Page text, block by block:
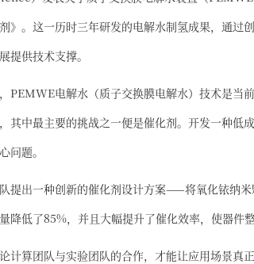
》。这一历时三年研发的电解水制氢成果，通过
提供技术支撑。
PEMWE电解水（质子交换膜电解水）技术是当
其中最主要的挑战之一便是催化剂。开发一种低
问题。
提出一种创新的催化剂设计方案——将氧化铱纳
降低了85%，并且大幅提升了催化效率，使器件
计算团队与实验团队的合作，才能让应用场景真